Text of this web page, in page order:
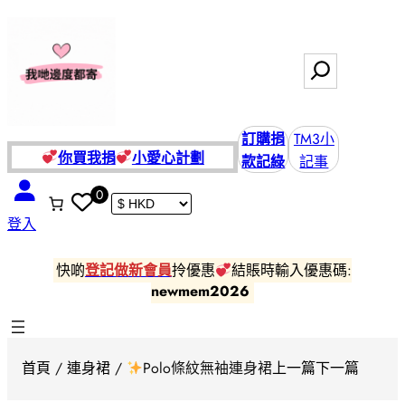
你買我捐 小愛心計劃
訂購捐
款記綠
TM3小
記事
登入
0
快啲登記做新會員拎優惠
結賬時輸入優惠碼:
newmem2026
首頁 / 連身裙 / Polo條紋無袖連身裙上一篇下一篇